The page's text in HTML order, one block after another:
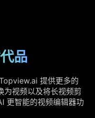
品
提供更多的
为视频以及将长视频剪
更智能的视频编辑器功